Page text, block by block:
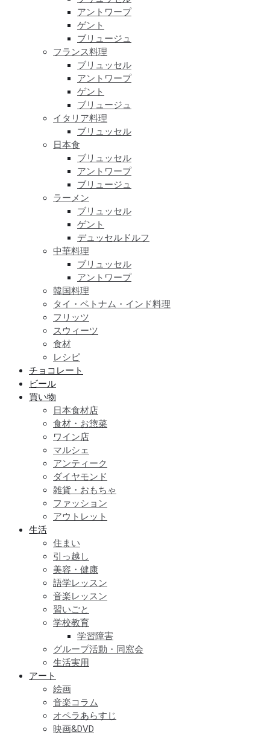
アントワープ
ゲント
ブリュージュ
フランス料理
ブリュッセル
アントワープ
ゲント
ブリュージュ
イタリア料理
ブリュッセル
日本食
ブリュッセル
アントワープ
ブリュージュ
ラーメン
ブリュッセル
ゲント
デュッセルドルフ
中華料理
ブリュッセル
アントワープ
韓国料理
タイ・ベトナム・インド料理
フリッツ
スウィーツ
食材
レシピ
チョコレート
ビール
買い物
日本食材店
食材・お惣菜
ワイン店
マルシェ
アンティーク
ダイヤモンド
雑貨・おもちゃ
ファッション
アウトレット
生活
住まい
引っ越し
美容・健康
語学レッスン
音楽レッスン
習いごと
学校教育
学習障害
グループ活動・同窓会
生活実用
アート
絵画
音楽コラム
オペラあらすじ
映画&DVD